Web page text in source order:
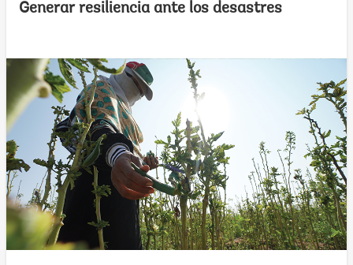
Generar resiliencia ante los desastres